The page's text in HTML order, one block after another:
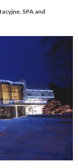
, SPA and